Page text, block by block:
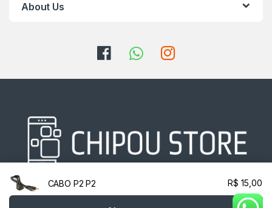
CABO P2 P2 R$ 15,00
About Us
Fale conosco